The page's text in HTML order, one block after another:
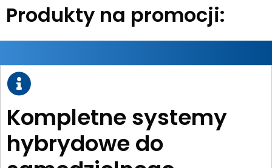
Produkty na promocji:
Kompletne systemy
hybrydowe do